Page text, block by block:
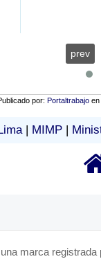
prev
por: Portaltrabajo en
Lima| MIMP
marca registrada